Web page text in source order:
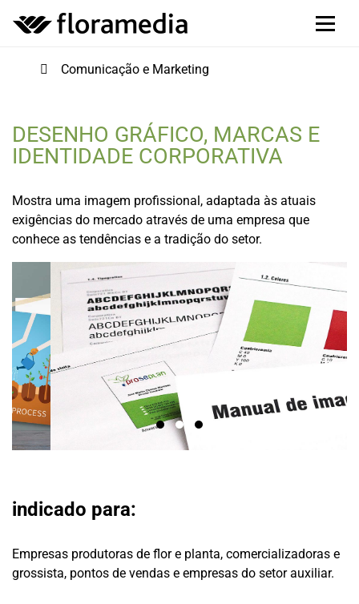
Comunicação e Marketing
DESENHO GRÁFICO, MARCAS E
IDENTIDADE CORPORATIVA
Mostra uma imagem profissional, adaptada às atuais
exigências do mercado através de uma empresa que
conhece as tendências e a tradição do setor.
indicado para:
Empresas produtoras de flor e planta, comercializadoras e
grossista, pontos de vendas e empresas do setor auxiliar.